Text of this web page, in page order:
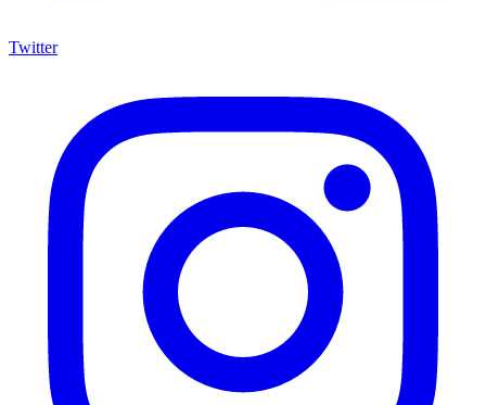
Twitter